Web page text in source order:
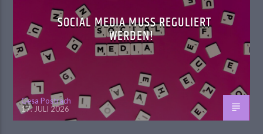
SOCIAL MEDIA MUSS REGULIERT
WERDEN!
Gesa Postrach
17. JULI 2026